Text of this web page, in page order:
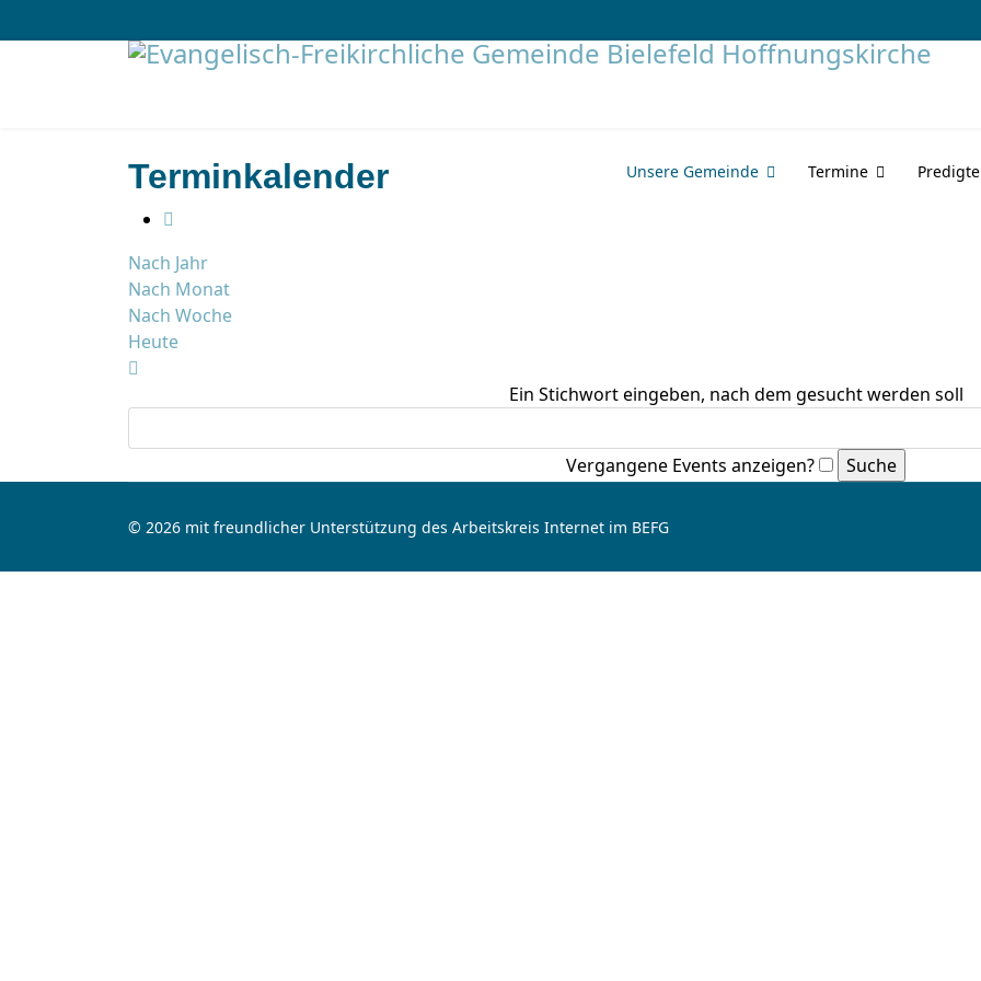
Unsere Gemeinde Termine
Terminkalender
Nach Jahr
Nach Monat
Nach Woche
Heute
Ein Stichwort eingeben, nach dem gesucht werden soll
Vergangene Events anzeigen?
© 2026 mit freundlicher Unterstützung des Arbeitskreis Internet im BEFG